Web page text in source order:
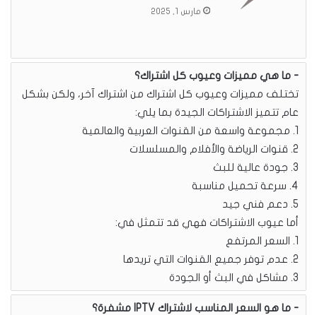
مارس 1, 2025
ما هي مميزات وعيوب كل اشتراك؟
تختلف مميزات وعيوب كل اشتراك من اشتراك آخر، ولكن بشكل
عام تتميز الاشتراكات الجيدة بما يلي:
1. مجموعة واسعة من القنوات العربية والعالمية
2. قنوات الرياضة والأفلام والمسلسلات
3. جودة عالية للبث
4. سرعة تحميل مناسبة
5. دعم فني جيد
أما عيوب الاشتراكات فهي قد تتمثل في:
1. السعر المرتفع
2. عدم توفر جميع القنوات التي تريدها
3. مشاكل في البث أو الجودة
ما هو السعر المناسب لاشتراك IPTV مشفرة؟